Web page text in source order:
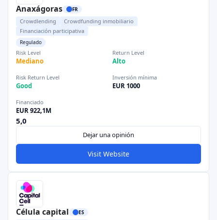
Anaxágoras FR
Crowdlending
Crowdfunding inmobiliario
Financiación participativa
Regulado
Risk Level
Mediano
Return Level
Alto
Risk Return Level
Good
Inversión mínima
EUR 1000
Financiado
EUR 922,1M
5,0
Dejar una opinión
Visit Website
Célula capital ES